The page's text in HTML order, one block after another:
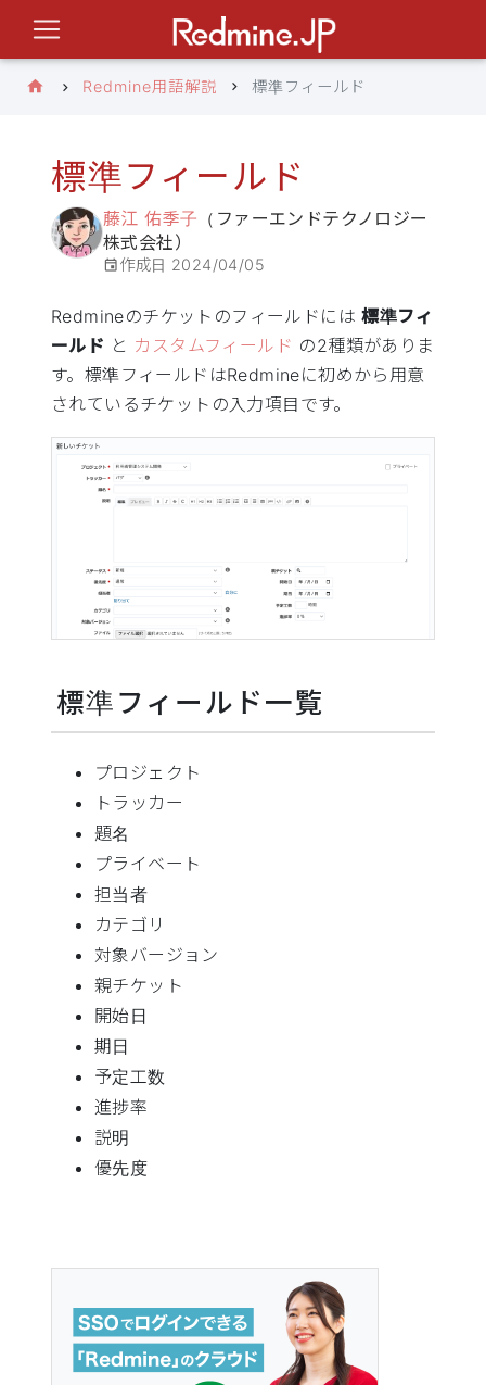
Redmine用語解説 標準フィールド
標準フィールド
藤江 佑季子 （ファーエンドテクノロジー
株式会社）
作成日 2024/04/05
Redmineのチケットのフィールドには標準フィ
ールド と カスタムフィールド の2種類がありま
す。標準フィールドはRedmineに初めから用意
されているチケットの入力項目です。
標準フィールド一覧
プロジェクト
トラッカー
題名
プライベート
担当者
カテゴリ
対象バージョン
親チケット
開始日
期日
予定工数
進捗率
説明
優先度